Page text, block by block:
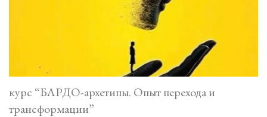
курс “БАРДО-архетипы. Опыт перехода и
трансформации”